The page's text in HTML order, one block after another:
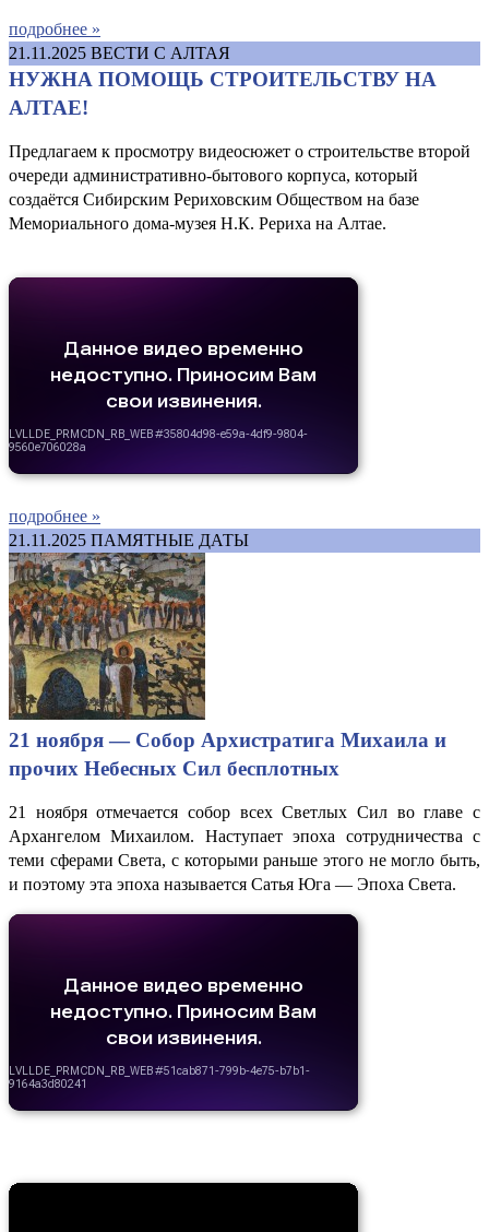
подробнее »
21.11.2025 ВЕСТИ С АЛТАЯ
НУЖНА ПОМОЩЬ СТРОИТЕЛЬСТВУ НА
АЛТАЕ!
Предлагаем к просмотру видеосюжет о строительстве второй
очереди административно-бытового корпуса, который
создаётся Сибирским Рериховским Обществом на базе
Мемориального дома-музея Н.К. Рериха на Алтае.
подробнее »
21.11.2025 ПАМЯТНЫЕ ДАТЫ
21 ноября — Собор Архистратига Михаила и
прочих Небесных Сил бесплотных
21 ноября отмечается собор всех Светлых Сил во главе с
Архангелом Михаилом. Наступает эпоха сотрудничества с
теми сферами Света, с которыми раньше этого не могло быть,
и поэтому эта эпоха называется Сатья Юга — Эпоха Света.